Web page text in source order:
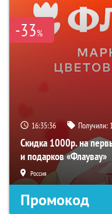
-33%
16:35:35 Получили:
Скидка 1000р. на
и подарков «Флаувау»
Россия
Промокод